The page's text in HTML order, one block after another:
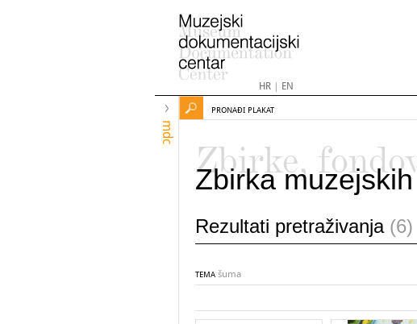
HR| EN
mdc
PRONAĐI PLAKAT
Zbirke,
Zbirka
Rezultati pretraživanja (6)
TEMA šuma